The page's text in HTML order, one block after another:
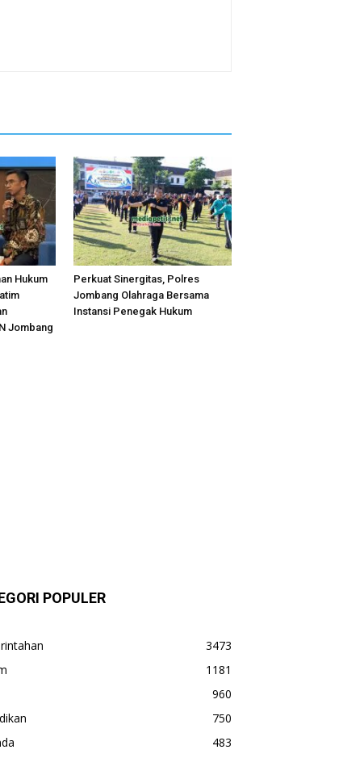
Hukum
Jombang
Perkuat Sinergitas, Polres
Jombang Olahraga Bersama
Instansi Penegak Hukum
POPULER
3473
1181
960
750
483